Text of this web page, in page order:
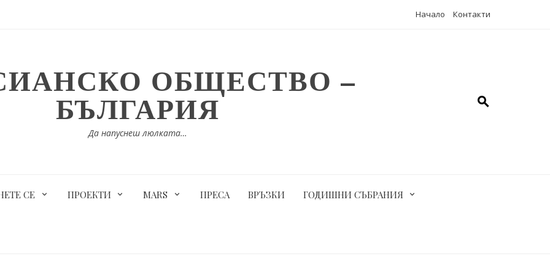
Начало Контакти
ОБЩЕСТВО –
БЪЛГАРИЯ
Да напуснеш люлката…
СЕ ПРОЕКТИ MARS ПРЕСА ВРЪЗКИ ГОДИШНИ СЪБРАНИЯ